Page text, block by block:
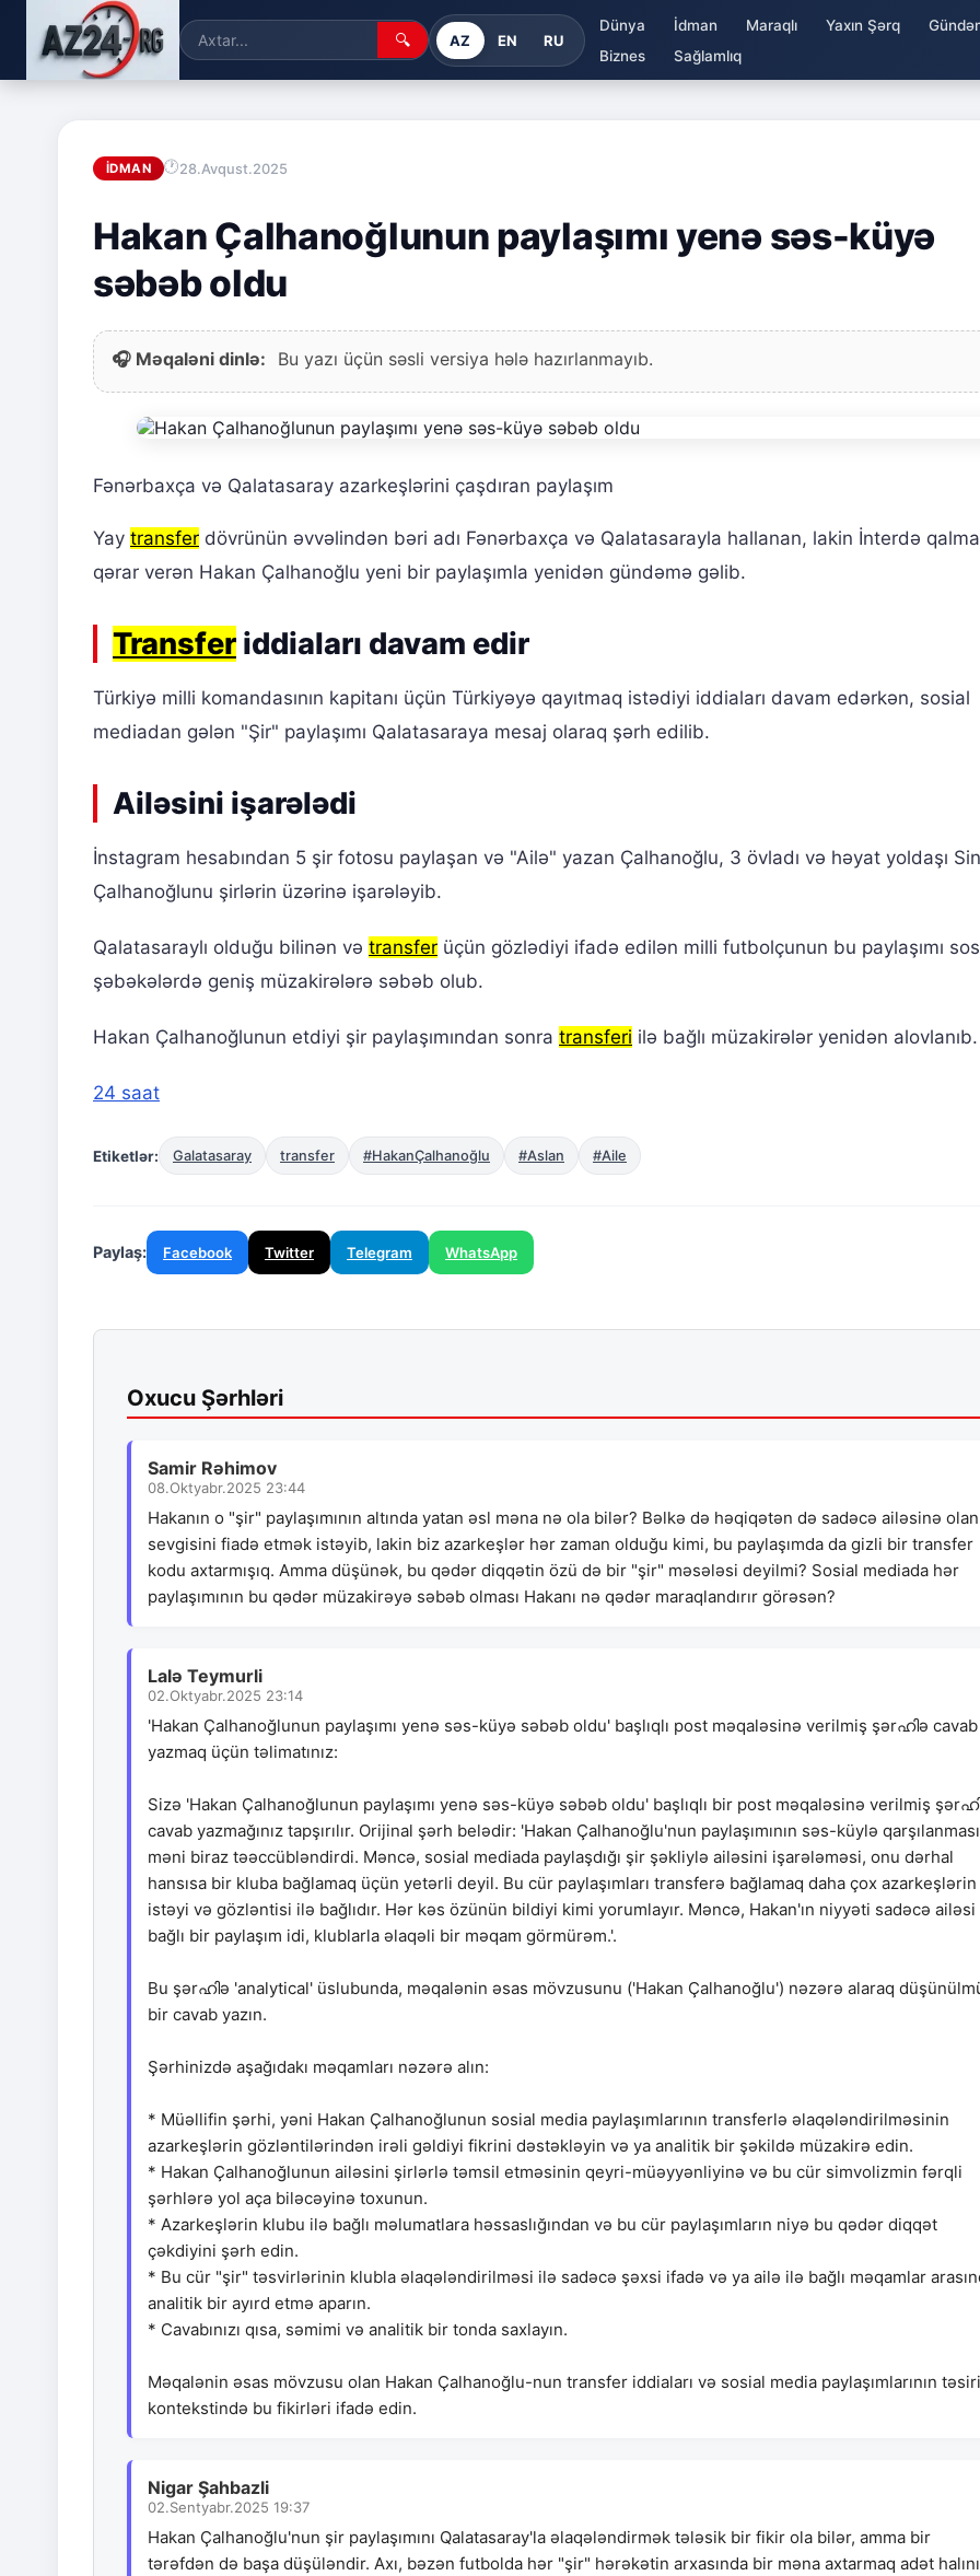
🔍 AZ EN RU
Dünya İdman Maraqlı Yaxın Şərq
Biznes
Sağlamlıq
İDMAN 28.Avqust.2025
Hakan Çalhanoğlunun paylaşımı yenə səs-küyə
səbəb oldu
🎧 Məqaləni dinlə: Bu yazı üçün səsli versiya hələ hazırlanmayıb.
Fənərbaxça və Qalatasaray azarkeşlərini çaşdıran paylaşım
Yay transfer dövrünün əvvəlindən bəri adı Fənərbaxça və Qalatasarayla hallanan, lakin İnterdə
qərar verən Hakan Çalhanoğlu yeni bir paylaşımla yenidən gündəmə gəlib.
Transfer iddiaları davam edir
Türkiyə milli komandasının kapitanı üçün Türkiyəyə qayıtmaq istədiyi iddiaları davam edərkən, sosial
mediadan gələn "Şir" paylaşımı Qalatasaraya mesaj olaraq şərh edilib.
Ailəsini işarələdi
İnstagram hesabından 5 şir fotosu paylaşan və "Ailə" yazan Çalhanoğlu, 3 övladı və həyat yoldaşı
Çalhanoğlunu şirlərin üzərinə işarələyib.
Qalatasaraylı olduğu bilinən və transfer üçün gözlədiyi ifadə edilən milli futbolçunun bu paylaşımı
şəbəkələrdə geniş müzakirələrə səbəb olub.
Hakan Çalhanoğlunun etdiyi şir paylaşımından sonra transferi ilə bağlı müzakirələr yenidən alovlanıb.
24 saat
Etiketlər: Galatasaray transfer #HakanÇalhanoğlu #Aslan #Aile
Paylaş: Facebook Twitter Telegram WhatsApp
Oxucu Şərhləri
Samir Rəhimov
08.Oktyabr.2025 23:44
Hakanın o "şir" paylaşımının altında yatan əsl məna nə ola bilər? Bəlkə də həqiqətən də sadəcə ailəsinə olan
sevgisini fiadə etmək istəyib, lakin biz azarkeşlər hər zaman olduğu kimi, bu paylaşımda da gizli bir transfer
kodu axtarmışıq. Amma düşünək, bu qədər diqqətin özü də bir "şir" məsələsi deyilmi? Sosial mediada hər
paylaşımının bu qədər müzakirəyə səbəb olması Hakanı nə qədər maraqlandırır görəsən?
Lalə Teymurli
02.Oktyabr.2025 23:14
'Hakan Çalhanoğlunun paylaşımı yenə səs-küyə səbəb oldu' başlıqlı post məqaləsinə verilmiş şərഹിə cavab
yazmaq üçün təlimatınız:
Sizə 'Hakan Çalhanoğlunun paylaşımı yenə səs-küyə səbəb oldu' başlıqlı bir post məqaləsinə verilmiş
cavab yazmağınız tapşırılır. Orijinal şərh belədir: 'Hakan Çalhanoğlu'nun paylaşımının səs-küylə qarşılanması
məni biraz təəccübləndirdi. Məncə, sosial mediada paylaşdığı şir şəkliylə ailəsini işarələməsi, onu dərhal
hansısa bir kluba bağlamaq üçün yetərli deyil. Bu cür paylaşımları transferə bağlamaq daha çox azarkeşlərin
istəyi və gözləntisi ilə bağlıdır. Hər kəs özünün bildiyi kimi yorumlayır. Məncə, Hakan'ın niyyəti sadəcə
bağlı bir paylaşım idi, klublarla əlaqəli bir məqam görmürəm.'.
Bu şərഹിə 'analytical' üslubunda, məqalənin əsas mövzusunu ('Hakan Çalhanoğlu') nəzərə alaraq
bir cavab yazın.
Şərhinizdə aşağıdakı məqamları nəzərə alın:
* Müəllifin şərhi, yəni Hakan Çalhanoğlunun sosial media paylaşımlarının transferlə əlaqələndirilməsinin
azarkeşlərin gözləntilərindən irəli gəldiyi fikrini dəstəkləyin və ya analitik bir şəkildə müzakirə edin.
* Hakan Çalhanoğlunun ailəsini şirlərlə təmsil etməsinin qeyri-müəyyənliyinə və bu cür simvolizmin fərqli
şərhlərə yol aça biləcəyinə toxunun.
* Azarkeşlərin klubu ilə bağlı məlumatlara həssaslığından və bu cür paylaşımların niyə bu qədər diqqət
çəkdiyini şərh edin.
* Bu cür "şir" təsvirlərinin klubla əlaqələndirilməsi ilə sadəcə şəxsi ifadə və ya ailə ilə bağlı məqamlar
analitik bir ayırd etmə aparın.
* Cavabınızı qısa, səmimi və analitik bir tonda saxlayın.
Məqalənin əsas mövzusu olan Hakan Çalhanoğlu-nun transfer iddiaları və sosial media paylaşımlarının təsiri
kontekstində bu fikirləri ifadə edin.
Nigar Şahbazli
02.Sentyabr.2025 19:37
Hakan Çalhanoğlu'nun şir paylaşımını Qalatasaray'la əlaqələndirmək tələsik bir fikir ola bilər, amma bir
tərəfdən də başa düşüləndir. Axı, bəzən futbolda hər "şir" hərəkətin arxasında bir məna axtarmaq adət halını